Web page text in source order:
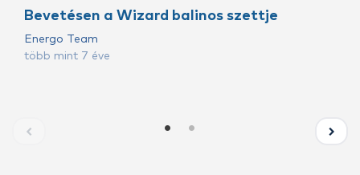
Bevetésen a Wizard balinos szettje
Energo Team
több mint 7 éve